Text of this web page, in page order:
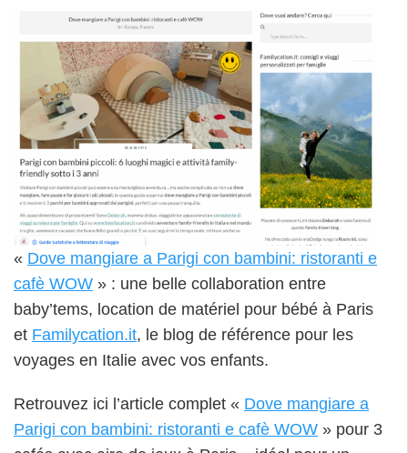
« Dove mangiare a Parigi con bambini: ristoranti e
cafè WOW » : une belle collaboration entre
baby’tems, location de matériel pour bébé à Paris
et Familycation.it, le blog de référence pour les
voyages en Italie avec vos enfants.
Retrouvez ici l’article complet « Dove mangiare a
Parigi con bambini: ristoranti e cafè WOW » pour 3